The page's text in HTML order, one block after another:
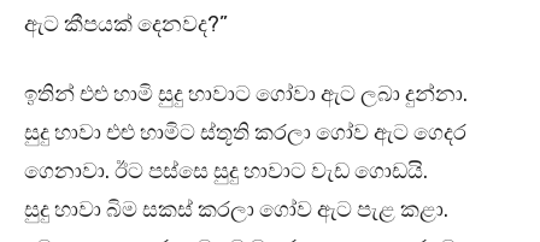
ඇට කීපයක් දෙනවද?”
ඉතින් එළු හාමි සුදු හාවාට ගෝවා ඇට ලබා දුන්නා.
සුදු හාවා එළු හාමිට ස්තූති කරලා ගෝව ඇට ගෙදර
ගෙනාවා. ඊට පස්සෙ සුදු හාවාට වැඩ ගොඩයි.
සුදු හාවා බිම සකස් කරලා ගෝව ඇට පැළ කළා.